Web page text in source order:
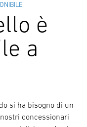
è
a
si ha bisogno di un
concessionari